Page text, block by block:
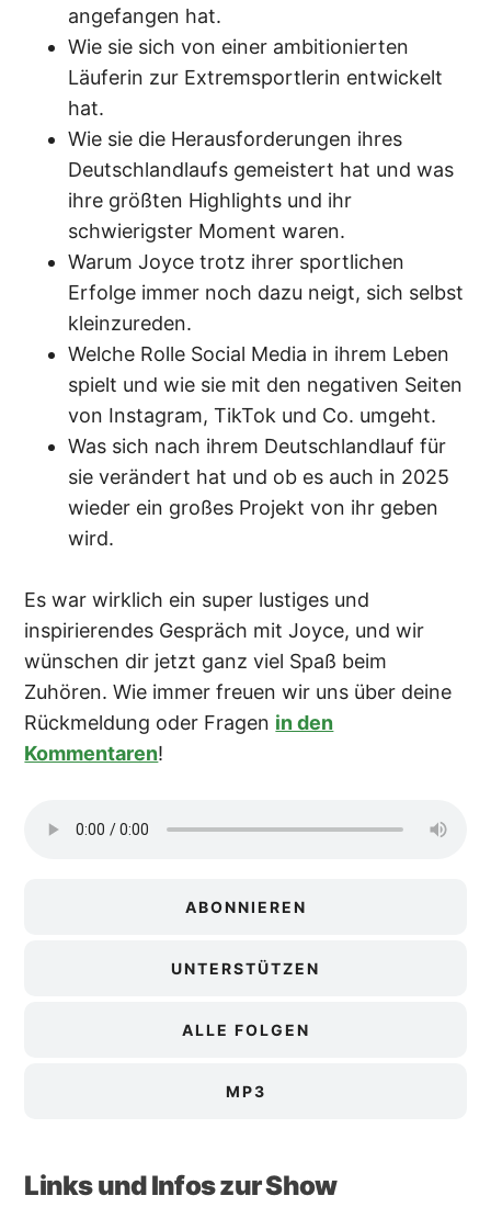
angefangen hat.
Wie sie sich von einer ambitionierten
Läuferin zur Extremsportlerin entwickelt
hat.
Wie sie die Herausforderungen ihres
Deutschlandlaufs gemeistert hat und was
ihre größten Highlights und ihr
schwierigster Moment waren.
Warum Joyce trotz ihrer sportlichen
Erfolge immer noch dazu neigt, sich selbst
kleinzureden.
Welche Rolle Social Media in ihrem Leben
spielt und wie sie mit den negativen Seiten
von Instagram, TikTok und Co. umgeht.
Was sich nach ihrem Deutschlandlauf für
sie verändert hat und ob es auch in 2025
wieder ein großes Projekt von ihr geben
wird.
Es war wirklich ein super lustiges und
inspirierendes Gespräch mit Joyce, und wir
wünschen dir jetzt ganz viel Spaß beim
Zuhören. Wie immer freuen wir uns über deine
Rückmeldung oder Fragen in den
Kommentaren!
ABONNIEREN
UNTERSTÜTZEN
ALLE FOLGEN
MP3
Links und Infos zur Show